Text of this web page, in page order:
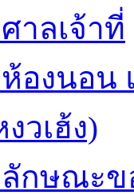
าลเจ้าที่
องนอน
วเฮ้ง)
กษณะ